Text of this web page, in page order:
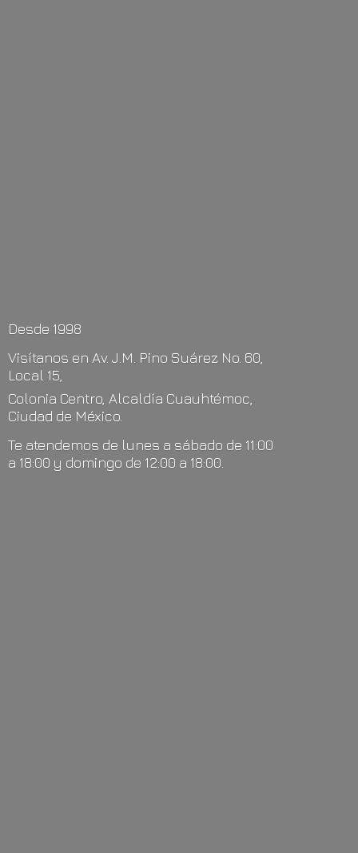
Desde 1998
Visítanos en Av. J.M. Pino Suárez No. 60,
Local 15,
Colonia Centro, Alcaldía Cuauhtémoc,
Ciudad de México.
Te atendemos de lunes a sábado de 11:00
a 18:00 y domingo de 12:00 a 18:00.